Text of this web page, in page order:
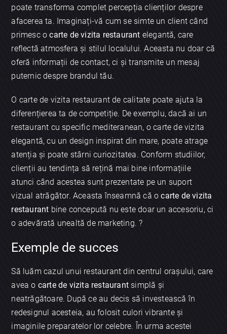
poate transforma complet percepția clienților despre
afacerea ta. Imaginați-vă cum se simte un client când
primesc ocarte de vizita restaurant elegantă, care
reflectă atmosfera și stilul localului. Aceasta nu doar că
oferă informații de contact, ci și transmite un mesaj
puternic despre brandul tău.
O carte de vizita restaurant de calitate poate ajuta la
diferențierea ta de competiție. De exemplu, dacă ai un
restaurant cu specific mediteranean, o carte de vizita
elegantă, cu un design inspirat din mare, poate atrage
atenția și poate stârni curiozitatea. Conform studiilor,
clienții au tendința să rețină mai bine informațiile
atunci când acestea sunt prezentate pe un suport
vizual atrăgător. Aceasta înseamnă că ocarte de vizita
restaurant bine concepută nu este doar un accesoriu, ci
o adevărată unealtă de marketing. ?
Exemple de succes
Să luăm cazul unui restaurant din centrul orașului, care
avea o carte de vizita restaurant simplă și
neatrăgătoare. După ce au decis să investească în
redesignul acesteia, au folosit culori vibrante și
imaginile preparatelor lor celebre. În urma acestei